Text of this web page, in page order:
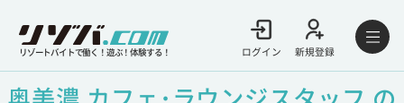
リゾートバイトで働く！遊ぶ！体験する！ ログイン 新規登録